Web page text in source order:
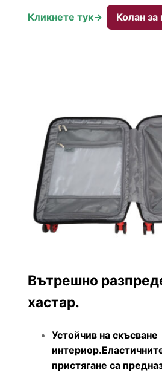
Кликнете тук-> Колан
Вътрешно
хастар.
Устойчив на скъсване
пристягане са